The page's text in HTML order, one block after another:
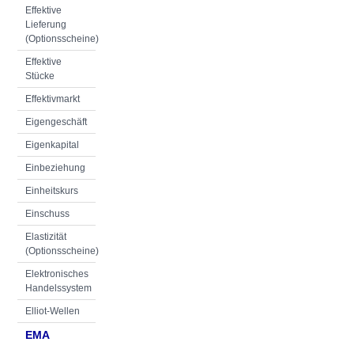
Effektive
Lieferung
(Optionsscheine)
Effektive
Stücke
Effektivmarkt
Eigengeschäft
Eigenkapital
Einbeziehung
Einheitskurs
Einschuss
Elastizität
(Optionsscheine)
Elektronisches
Handelssystem
Elliot-Wellen
EMA